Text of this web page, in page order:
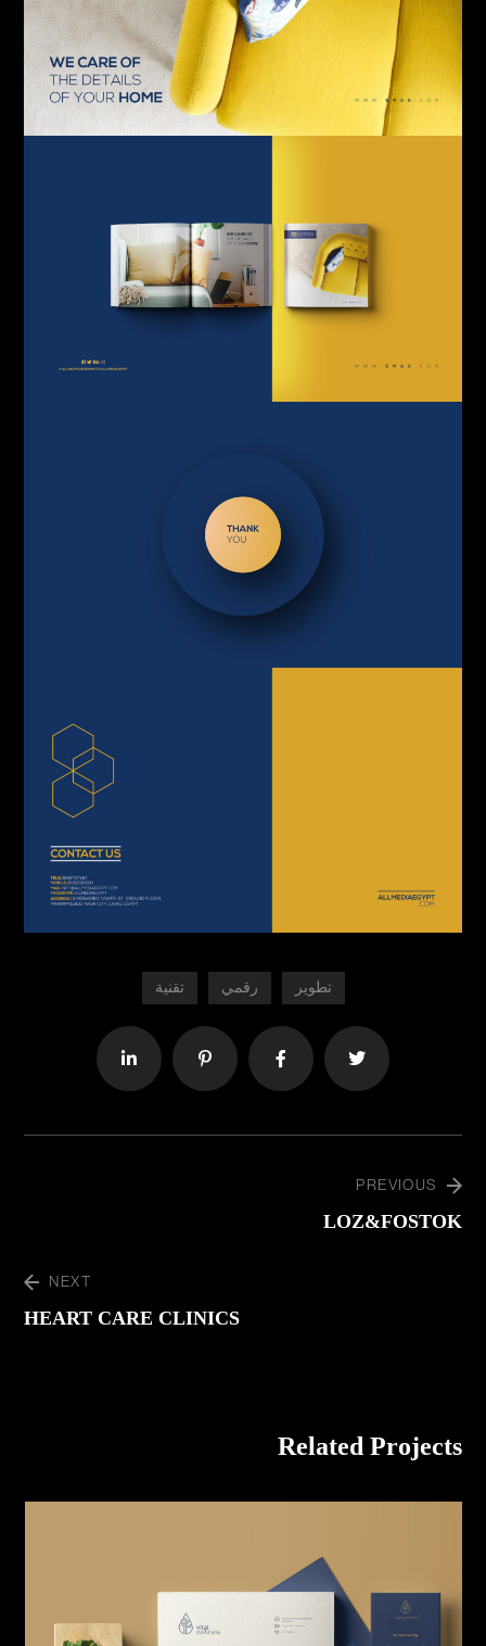
تطوير رقمي تقنية
PREVIOUS
LOZ&FOSTOK
NEXT
HEART CARE CLINICS
Related Projects